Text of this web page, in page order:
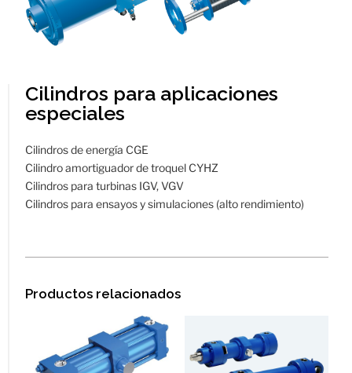
Cilindros para aplicaciones
especiales
Cilindros de energía CGE
Cilindro amortiguador de troquel CYHZ
Cilindros para turbinas IGV, VGV
Cilindros para ensayos y simulaciones (alto rendimiento)
Productos relacionados